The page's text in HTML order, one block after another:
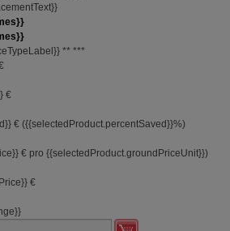
** ***
€
€ ({{selectedProduct.percentSaved}}%)
€pro {{selectedProduct.groundPriceUnit}})
€